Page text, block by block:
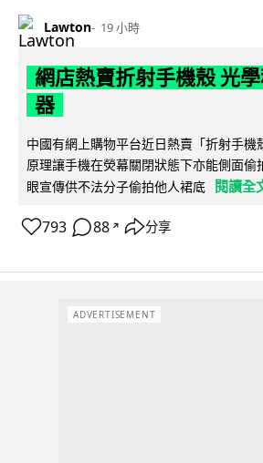
Lawton 19 小時
網店熱賣折射手機殼 光
器
中國有網上購物平台近日熱賣「折射手機
原理讓手機在熒幕關閉狀態下亦能側面偷
眼宣傳供不法分子偷拍他人裙底 閱讀全
793 88 ↗ 分享
ADVERTISEMENT